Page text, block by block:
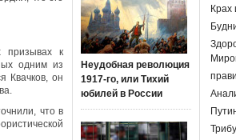
призывах к
одним из
Квачков, он
что в
Неудобная революция
1917-го, или Тихий
юбилей в России
Крах